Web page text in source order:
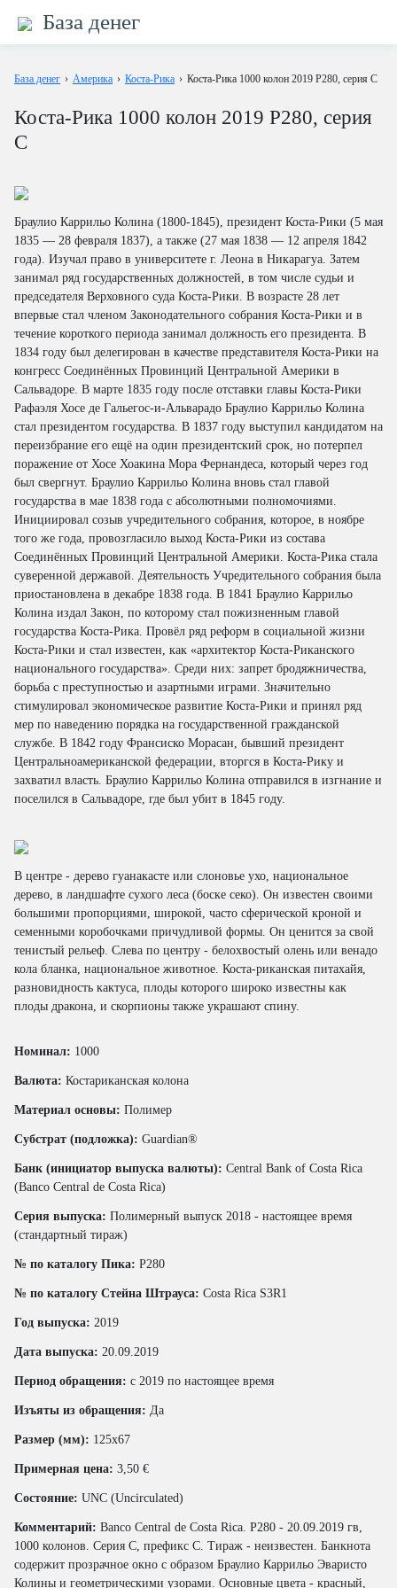
База денег
База денег › Америка › Коста-Рика › Коста-Рика 1000 колон 2019 P280, серия C
Коста-Рика 1000 колон 2019 P280, серия
C
Браулио Каррильо Колина (1800-1845), президент Коста-Рики (5 мая
1835 — 28 февраля 1837), а также (27 мая 1838 — 12 апреля 1842
года). Изучал право в университете г. Леона в Никарагуа. Затем
занимал ряд государственных должностей, в том числе судьи и
председателя Верховного суда Коста-Рики. В возрасте 28 лет
впервые стал членом Законодательного собрания Коста-Рики и в
течение короткого периода занимал должность его президента. В
1834 году был делегирован в качестве представителя Коста-Рики на
конгресс Соединённых Провинций Центральной Америки в
Сальвадоре. В марте 1835 году после отставки главы Коста-Рики
Рафаэля Хосе де Гальегос-и-Альварадо Браулио Каррильо Колина
стал президентом государства. В 1837 году выступил кандидатом на
переизбрание его ещë на один президентский срок, но потерпел
поражение от Хосе Хоакина Мора Фернандеса, который через год
был свергнут. Браулио Каррильо Колина вновь стал главой
государства в мае 1838 года с абсолютными полномочиями.
Инициировал созыв учредительного собрания, которое, в ноябре
того же года, провозгласило выход Коста-Рики из состава
Соединённых Провинций Центральной Америки. Коста-Рика стала
суверенной державой. Деятельность Учредительного собрания была
приостановлена в декабре 1838 года. В 1841 Браулио Каррильо
Колина издал Закон, по которому стал пожизненным главой
государства Коста-Рика. Провëл ряд реформ в социальной жизни
Коста-Рики и стал известен, как «архитектор Коста-Риканского
национального государства». Среди них: запрет бродяжничества,
борьба с преступностью и азартными играми. Значительно
стимулировал экономическое развитие Коста-Рики и принял ряд
мер по наведению порядка на государственной гражданской
службе. В 1842 году Франсиско Морасан, бывший президент
Центральноамериканской федерации, вторгся в Коста-Рику и
захватил власть. Браулио Каррильо Колина отправился в изгнание и
поселился в Сальвадоре, где был убит в 1845 году.
В центре - дерево гуанакасте или слоновье ухо, национальное
дерево, в ландшафте сухого леса (боске секо). Он известен своими
большими пропорциями, широкой, часто сферической кроной и
семенными коробочками причудливой формы. Он ценится за свой
тенистый рельеф. Слева по центру - белохвостый олень или венадо
кола бланка, национальное животное. Коста-риканская питахайя,
разновидность кактуса, плоды которого широко известны как
плоды дракона, и скорпионы также украшают спину.
Номинал: 1000
Валюта: Костариканская колона
Материал основы: Полимер
Субстрат (подложка): Guardian®
Банк (инициатор выпуска валюты): Central Bank of Costa Rica
(Banco Central de Costa Rica)
Серия выпуска: Полимерный выпуск 2018 - настоящее время
(стандартный тираж)
№ по каталогу Пика: P280
№ по каталогу Стейна Штрауса: Costa Rica S3R1
Год выпуска: 2019
Дата выпуска: 20.09.2019
Период обращения: с 2019 по настоящее время
Изъяты из обращения: Да
Размер (мм): 125x67
Примерная цена: 3,50 €
Состояние: UNC (Uncirculated)
Комментарий: Banco Central de Costa Rica. P280 - 20.09.2019 гв,
1000 колонов. Серия С, префикс С. Тираж - неизвестен. Банкнота
содержит прозрачное окно с образом Браулио Каррильо Эваристо
Колины и геометрическими узорами. Основные цвета - красный,